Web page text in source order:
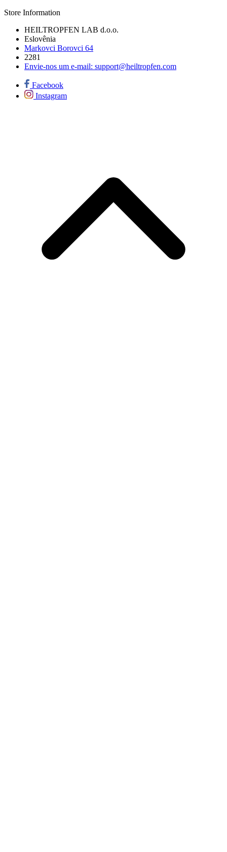
Store Information
HEILTROPFEN LAB d.o.o.
Eslovênia
Markovci Borovci 64
2281
Envie-nos um e-mail: support@heiltropfen.com
Facebook
Instagram